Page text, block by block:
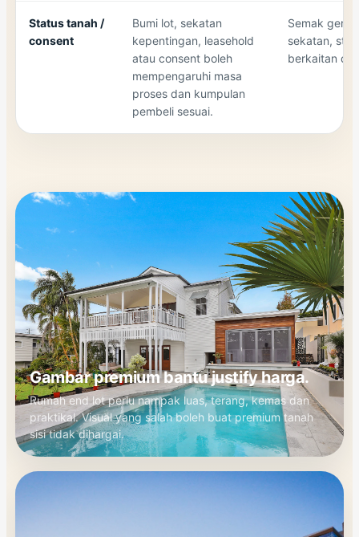
Status tanah /
consent
Bumi lot, sekatan
kepentingan, leasehold
atau consent boleh
mempengaruhi masa
proses dan kumpulan
pembeli sesuai.
Semak
sekatan,
berkaitan
Gambar premium bantu justify harga.
Rumah end lot perlu nampak luas, terang, kemas dan
praktikal. Visual yang salah boleh buat premium tanah
sisi tidak dihargai.